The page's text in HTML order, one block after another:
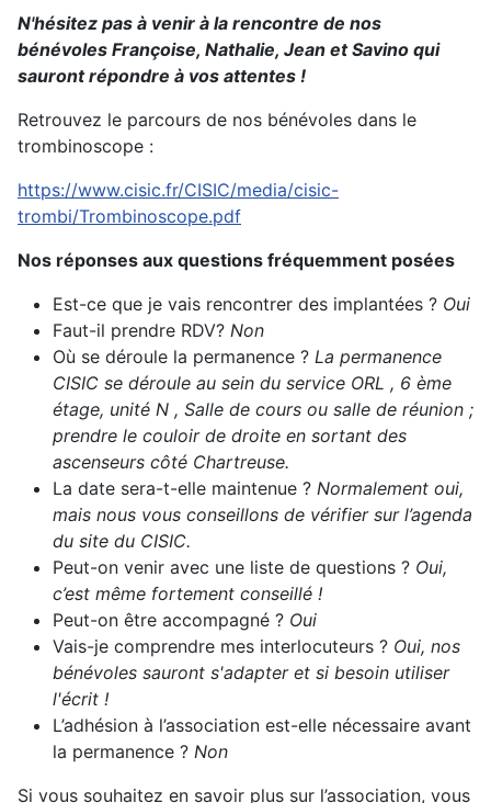
N'hésitez pas à venir à la rencontre de nos
bénévoles Françoise, Nathalie, Jean et Savino qui
sauront répondre à vos attentes !
Retrouvez le parcours de nos bénévoles dans le
trombinoscope :
https://www.cisic.fr/CISIC/media/cisic-
trombi/Trombinoscope.pdf
Nos réponses aux questions fréquemment posées
Est-ce que je vais rencontrer des implantées ? Oui
Faut-il prendre RDV? Non
Où se déroule la permanence ? La permanence
CISIC se déroule au sein du service ORL , 6 ème
étage, unité N , Salle de cours ou salle de réunion ;
prendre le couloir de droite en sortant des
ascenseurs côté Chartreuse.
La date sera-t-elle maintenue ? Normalement oui,
mais nous vous conseillons de vérifier sur l’agenda
du site du CISIC.
Peut-on venir avec une liste de questions ? Oui,
c’est même fortement conseillé !
Peut-on être accompagné ? Oui
Vais-je comprendre mes interlocuteurs ? Oui, nos
bénévoles sauront s'adapter et si besoin utiliser
l'écrit !
L’adhésion à l’association est-elle nécessaire avant
la permanence ? Non
Si vous souhaitez en savoir plus sur l’association, vous